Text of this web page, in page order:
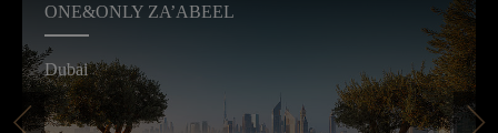
ONE&ONLY ZA’ABEEL
Dubai